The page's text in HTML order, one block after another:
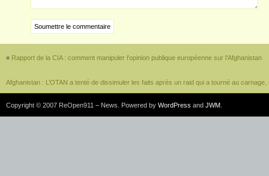
« Rapport de la CIA : comment manipuler l’opinion publique européenne sur l’Afghanistan
Afghanistan : L’OTAN a tenté de dissimuler les faits après un raid qui a tourné au
Copyright © 2007 ReOpen911 – News. Powered by WordPress and JWM